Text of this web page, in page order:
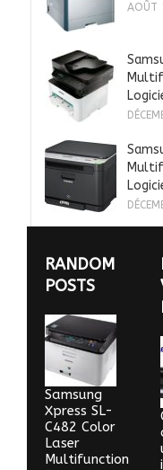
AOÛT
RANDOM
POSTS
Samsung
Xpress SL-
C482 Color
Laser
Multifunction